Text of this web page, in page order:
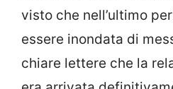
visto che nell’ultimo
essere inondata di
chiare lettere che la